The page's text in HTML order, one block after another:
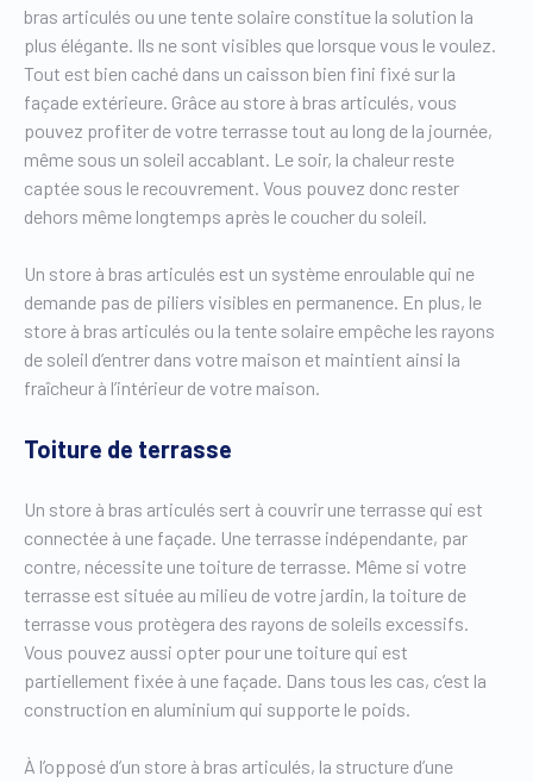
bras articulés ou une tente solaire constitue la solution la
plus élégante. Ils ne sont visibles que lorsque vous le voulez.
Tout est bien caché dans un caisson bien fini fixé sur la
façade extérieure. Grâce au store à bras articulés, vous
pouvez profiter de votre terrasse tout au long de la journée,
même sous un soleil accablant. Le soir, la chaleur reste
captée sous le recouvrement. Vous pouvez donc rester
dehors même longtemps après le coucher du soleil.
Un store à bras articulés est un système enroulable qui ne
demande pas de piliers visibles en permanence. En plus, le
store à bras articulés ou la tente solaire empêche les rayons
de soleil d’entrer dans votre maison et maintient ainsi la
fraîcheur à l’intérieur de votre maison.
Toiture de terrasse
Un store à bras articulés sert à couvrir une terrasse qui est
connectée à une façade. Une terrasse indépendante, par
contre, nécessite une toiture de terrasse. Même si votre
terrasse est située au milieu de votre jardin, la toiture de
terrasse vous protègera des rayons de soleils excessifs.
Vous pouvez aussi opter pour une toiture qui est
partiellement fixée à une façade. Dans tous les cas, c’est la
construction en aluminium qui supporte le poids.
À l’opposé d’un store à bras articulés, la structure d’une